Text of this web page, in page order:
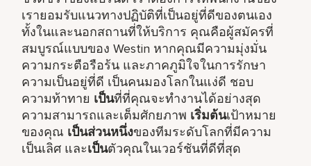
เรายอมรับแนวทางปฏิบัติที่เป็นอยู่ที่ดีของตนเอง
ทั้งในและนอกสถานที่ให้บริการ คุณคือผู้สมัครที่
สมบูรณ์แบบของ Westin หากคุณมีความมุ่งมั่น
ความกระตือรือร้น และภาคภูมิใจในการรักษา
ความเป็นอยู่ที่ดี เป็นคนมองโลกในแง่ดี ชอบ
ความท้าทาย เป็นที่ที่คุณจะทำงานได้อย่างสุด
ความสามารถและเต็มศักยภาพ เริ่มต้นเป้าหมาย
ของคุณ เป็นส่วนหนึ่งของทีมระดับโลกที่มีความ
เป็นเลิศ และเป็นตัวคุณในเวอร์ชันที่ดีที่สุด